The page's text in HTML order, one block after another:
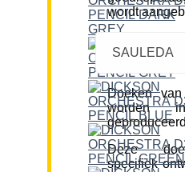
wordt
SAULEDA
Doeken
worden
Deze
specifiek